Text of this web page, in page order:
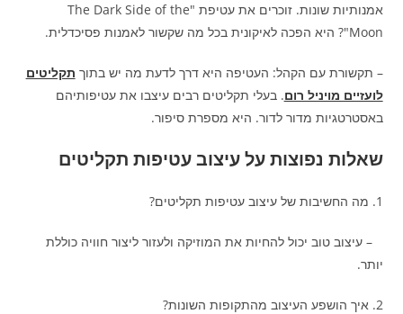
אמנותיות שונות. זוכרים את עטיפת "The Dark Side of the
Moon"? היא הפכה לאיקונית בכל מה שקשור לאמנות פסיכדלית.
– תקשורת עם הקהל: העטיפה היא דרך לדעת מה יש בתוך תקליטים
לועזיים מויניל רום. בעלי תקליטים רבים עיצבו את עטיפותיהם
באסטרטגיות מדור לדור. היא מספרת סיפור.
שאלות נפוצות על עיצוב עטיפות תקליטים
1. מה החשיבות של עיצוב עטיפות תקליטים?
– עיצוב טוב יכול להחיות את המוזיקה ולעזור ליצור חוויה כוללת
יותר.
2. איך הושפע העיצוב מהתקופות השונות?